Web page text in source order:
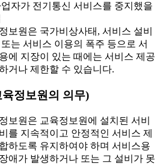
자가 전기통신 서비스를 중지했을
보원은 국가비상사태, 서비스 설비
는 서비스 이용의 폭주 등으로 서
에 지장이 있는 때에는 서비스 제공
거나 제한할 수 있습니다.
정보원의 의무)
보원은 교육정보원에 설치된 서비
를 지속적이고 안정적인 서비스 제
하도록 유지하여야 하며 서비스용
애가 발생하거나 또는 그 설비가 못